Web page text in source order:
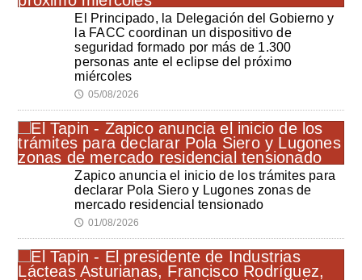
El Principado, la Delegación del Gobierno y
la FACC coordinan un dispositivo de
seguridad formado por más de 1.300
personas ante el eclipse del próximo
miércoles
🕔 05/08/2026
Zapico anuncia el inicio de los trámites para
declarar Pola Siero y Lugones zonas de
mercado residencial tensionado
🕔 01/08/2026